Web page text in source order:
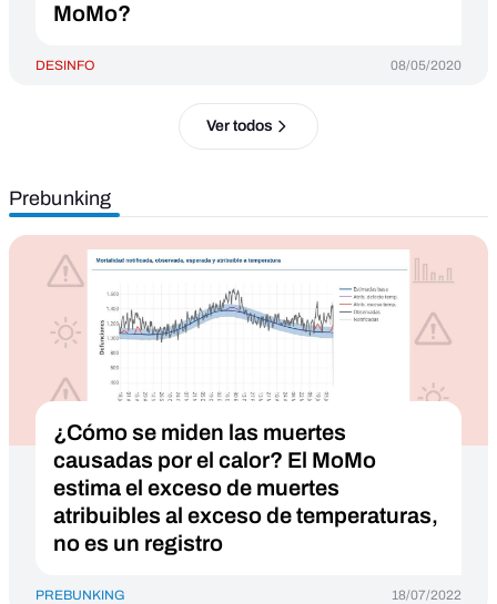
MoMo?
DESINFO 08/05/2020
Ver todos
Prebunking
¿Cómo se miden las muertes
causadas por el calor? El MoMo
estima el exceso de muertes
atribuibles al exceso de temperaturas,
no es un registro
PREBUNKING 18/07/2022